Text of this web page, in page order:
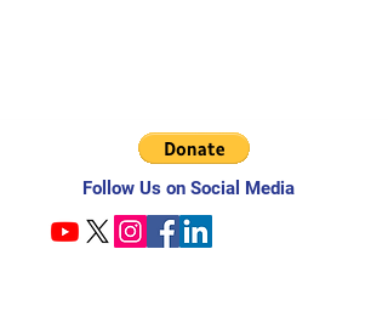
Follow Us on Social Media